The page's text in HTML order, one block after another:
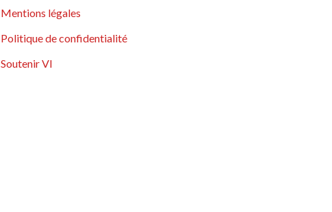
Mentions légales
Politique de confidentialité
Soutenir VI